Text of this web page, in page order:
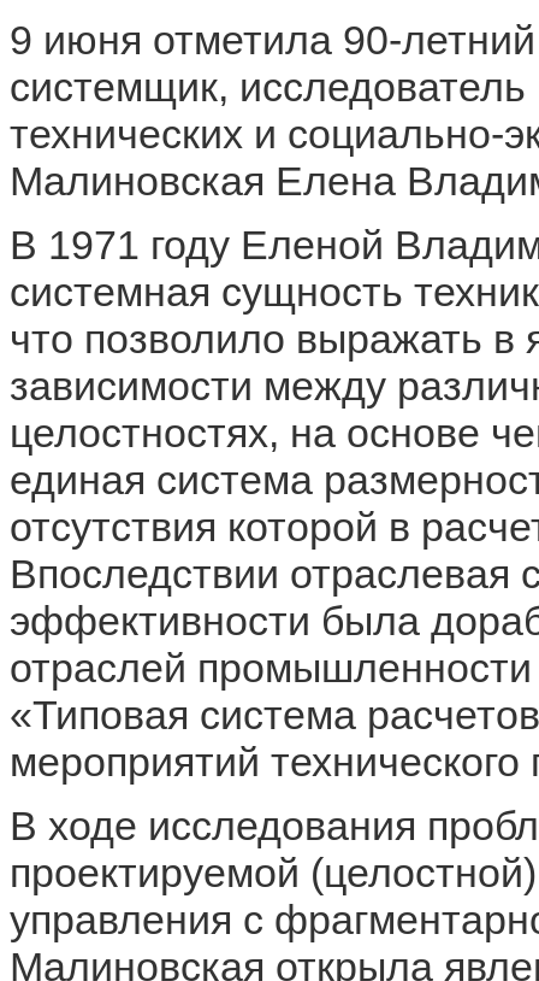
9 июня отметила 90-
системщик,
технических и социально-
Малиновская Елена
В 1971 году Еленой
системная сущность
что позволило выражать
зависимости между
целостностях, на основе
единая система
отсутствия которой в
Впоследствии отраслевая
эффективности была
отраслей
«Типовая система
мероприятий технического
В ходе исследования
проектируемой
управления с
Малиновская открыла